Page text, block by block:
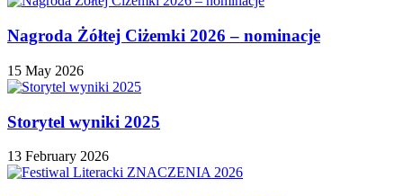
Nagroda Żółtej Ciżemki 2026 – nominacje
15 May 2026
Storytel wyniki 2025
13 February 2026